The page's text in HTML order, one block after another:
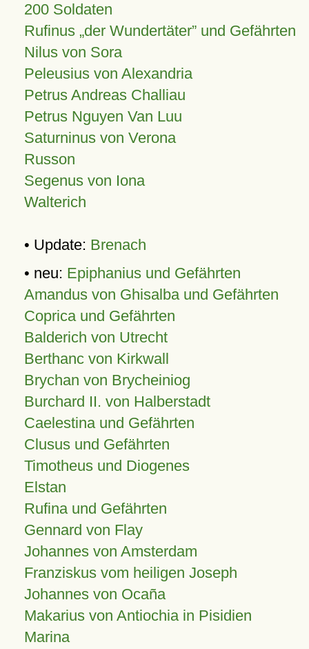
200 Soldaten
Rufinus „der Wundertäter” und Gefährten
Nilus von Sora
Peleusius von Alexandria
Petrus Andreas Challiau
Petrus Nguyen Van Luu
Saturninus von Verona
Russon
Segenus von Iona
Walterich
• Update: Brenach
• neu: Epiphanius und Gefährten
Amandus von Ghisalba und Gefährten
Coprica und Gefährten
Balderich von Utrecht
Berthanc von Kirkwall
Brychan von Brycheiniog
Burchard II. von Halberstadt
Caelestina und Gefährten
Clusus und Gefährten
Timotheus und Diogenes
Elstan
Rufina und Gefährten
Gennard von Flay
Johannes von Amsterdam
Franziskus vom heiligen Joseph
Johannes von Ocaña
Makarius von Antiochia in Pisidien
Marina